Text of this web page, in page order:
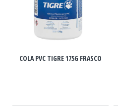
COLA PVC TIGRE 175G FRASCO